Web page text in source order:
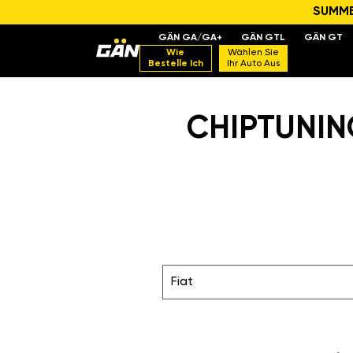
GÄN GA/GA+ GÄN GTL
GÄN GT
Wie
Bestelle Ich
Wählen Sie
Ihr Auto Aus
Fiat